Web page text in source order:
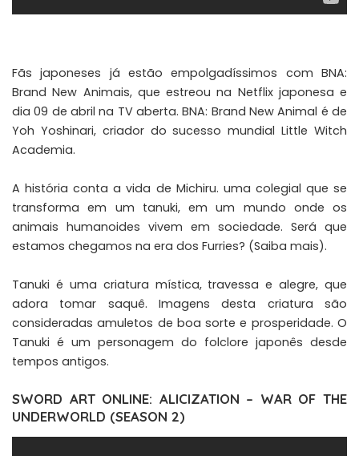
Fãs japoneses já estão empolgadíssimos com BNA:
Brand New Animais, que estreou na Netflix japonesa e
dia 09 de abril na TV aberta. BNA: Brand New Animal é de
Yoh Yoshinari, criador do sucesso mundial Little Witch
Academia.
A história conta a vida de Michiru. uma colegial que se
transforma em um tanuki, em um mundo onde os
animais humanoides vivem em sociedade. Será que
estamos chegamos na era dos Furries? (Saiba mais).
Tanuki é uma criatura mística, travessa e alegre, que
adora tomar saquê. Imagens desta criatura são
consideradas amuletos de boa sorte e prosperidade. O
Tanuki é um personagem do folclore japonês desde
tempos antigos.
SWORD ART ONLINE: ALICIZATION – WAR OF THE
UNDERWORLD (SEASON 2)